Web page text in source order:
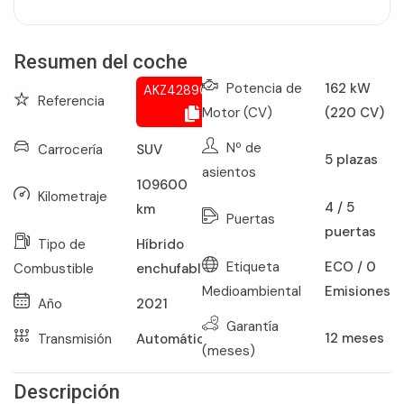
Resumen del coche
Referencia
AKZ428908032
Carrocería SUV
Kilometraje
109600
km
Tipo de
Combustible
Híbrido
enchufable
Año
2021
Transmisión
Automático
Potencia de
Motor (CV)
162 kW
(220 CV)
Nº de
asientos
5 plazas
Puertas
4 / 5
puertas
Etiqueta
Medioambiental
ECO / 0
Emisiones
Garantía
(meses)
12 meses
Descripción